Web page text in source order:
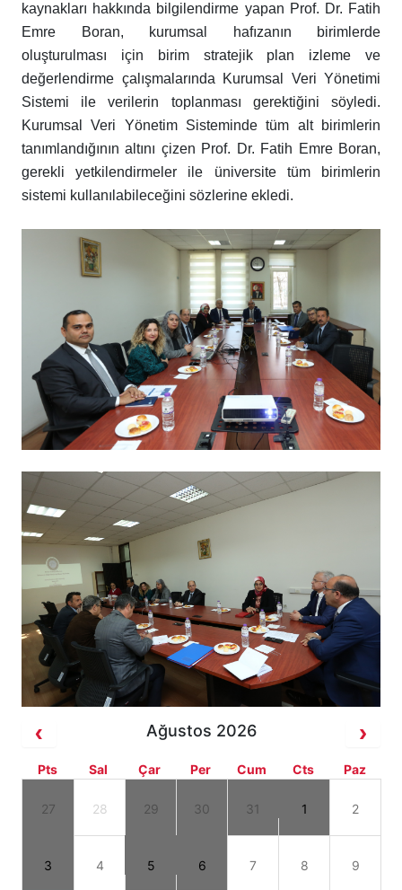
kaynakları hakkında bilgilendirme yapan Prof. Dr. Fatih
Emre Boran, kurumsal hafızanın birimlerde
oluşturulması için birim stratejik plan izleme ve
değerlendirme çalışmalarında Kurumsal Veri Yönetimi
Sistemi ile verilerin toplanması gerektiğini söyledi.
Kurumsal Veri Yönetim Sisteminde tüm alt birimlerin
tanımlandığının altını çizen Prof. Dr. Fatih Emre Boran,
gerekli yetkilendirmeler ile üniversite tüm birimlerin
sistemi kullanılabileceğini sözlerine ekledi.
Ağustos 2026
Pts Sal Çar Per Cum Cts Paz
27 28 29 30 31 1 2
3 4 5 6 7 8 9